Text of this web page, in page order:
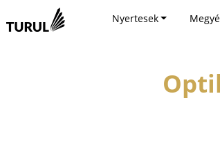
Nyertesek